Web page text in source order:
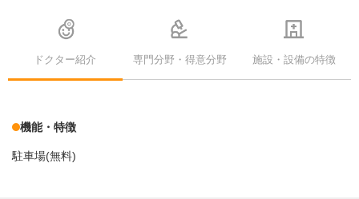
ドクター紹介 専門分野・得意分野 施設・設備の特徴
機能・特徴
駐車場(無料)